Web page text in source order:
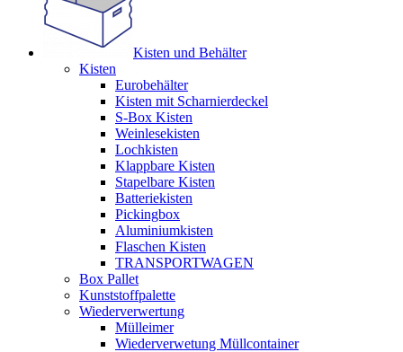
Kisten und Behälter
Kisten
Eurobehälter
Kisten mit Scharnierdeckel
S-Box Kisten
Weinlesekisten
Lochkisten
Klappbare Kisten
Stapelbare Kisten
Batteriekisten
Pickingbox
Aluminiumkisten
Flaschen Kisten
TRANSPORTWAGEN
Box Pallet
Kunststoffpalette
Wiederverwertung
Mülleimer
Wiederverwetung Müllcontainer